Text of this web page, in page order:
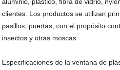
clientes. Los productos se utilizan
pasillos, puertas, con el propósito
insectos y otras moscas.
Especificaciones de la ventana de